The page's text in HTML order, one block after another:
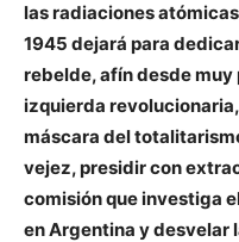
las radiaciones
1945 dejará para
rebelde, afín desde muy
izquierda
máscara del
vejez, presidir con
comisión que investiga
en Argentina y desvelar